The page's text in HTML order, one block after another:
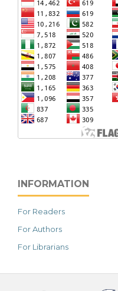
INFORMATION
For Readers
For Authors
For Librarians